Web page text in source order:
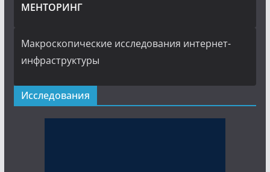
МЕНТОРИНГ
Макроскопические исследования интернет-
инфраструктуры
Исследования